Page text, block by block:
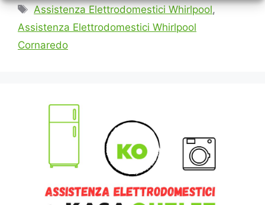
Tag
Assistenza Elettrodomestici Whirlpool,
Assistenza Elettrodomestici Whirlpool
Cornaredo